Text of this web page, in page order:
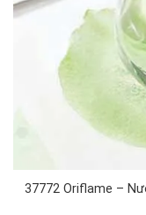
37772 Oriflame –